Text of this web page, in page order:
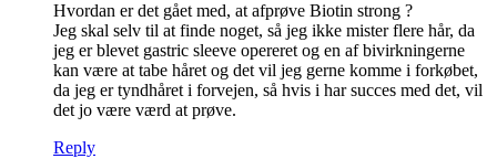
Hvordan er det gået med, at afprøve Biotin strong ?
Jeg skal selv til at finde noget, så jeg ikke mister flere hår, da
jeg er blevet gastric sleeve opereret og en af bivirkningerne
kan være at tabe håret og det vil jeg gerne komme i forkøbet,
da jeg er tyndhåret i forvejen, så hvis i har succes med det, vil
det jo være værd at prøve.
Reply